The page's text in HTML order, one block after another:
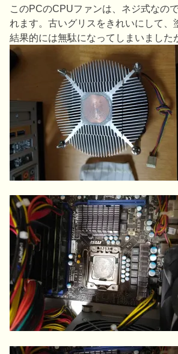
このPCのCPUファンは、ネジ式なの
れます。古いグリスをきれいにして、
結果的には無駄になってしまいました